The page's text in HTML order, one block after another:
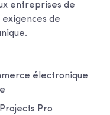
entreprises de
de
électronique
Pro